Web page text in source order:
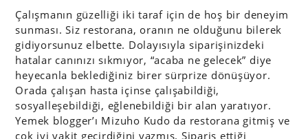
Çalışmanın güzelliği iki taraf için de hoş bir deneyim
sunması. Siz restorana, oranın ne olduğunu bilerek
gidiyorsunuz elbette. Dolayısıyla siparişinizdeki
hatalar canınızı sıkmıyor, “acaba ne gelecek” diye
heyecanla beklediğiniz birer sürprize dönüşüyor.
Orada çalışan hasta içinse çalışabildiği,
sosyalleşebildiği, eğlenebildiği bir alan yaratıyor.
Yemek blogger’ı Mizuho Kudo da restorana gitmiş ve
çok iyi vakit geçirdiğini yazmış. Sipariş ettiği